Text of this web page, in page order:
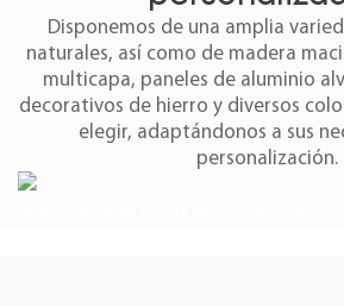
Disponemos de una amplia
naturales, así como de madera
multicapa, paneles de aluminio
decorativos de hierro y diversos
elegir, adaptándonos a sus
personalización.